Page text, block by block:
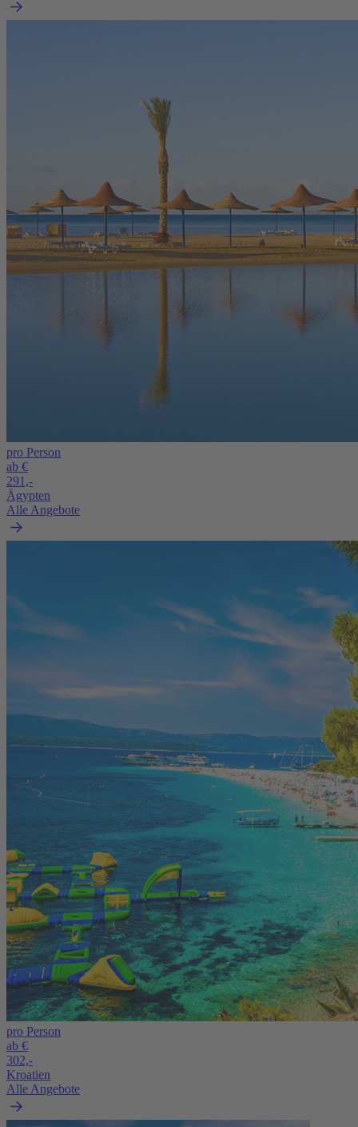
pro Person
ab €
291,-
Ägypten
Alle Angebote
pro Person
ab €
302,-
Kroatien
Alle Angebote